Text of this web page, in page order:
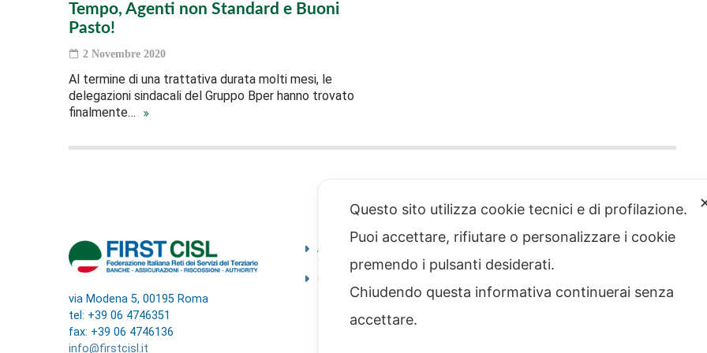
Tempo, Agenti non Standard e Buoni
Pasto!
2 Novembre 2020
Al termine di una trattativa durata molti mesi, le
delegazioni sindacali del Gruppo Bper hanno trovato
finalmente…
via Modena 5, 00195 Roma
tel: +39 06 4746351
fax: +39 06 4746136
info@firstcisl.it
Amministrazione
trasparente
Codice etico
Cookie policy
Questo sito utilizza cookie tecnici e di profilazione.
Puoi accettare, rifiutare o personalizzare i cookie
premendo i pulsanti desiderati.
Chiudendo questa informativa continuerai senza
accettare.